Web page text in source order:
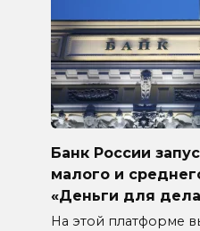
Банк России
малого и
«Деньги для
На этой платформе